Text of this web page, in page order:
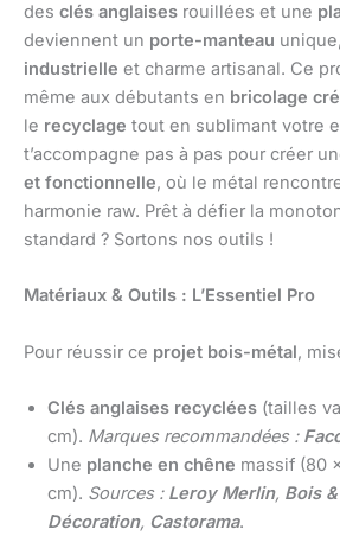
des clés anglaises rouillées et une
deviennent un porte-manteau
industrielle et charme artisanal. Ce
même aux débutants en bricolage
le recyclage tout en sublimant votre
t’accompagne pas à pas pour créer
et fonctionnelle, où le métal
harmonie raw. Prêt à défier la
standard ? Sortons nos outils !
Matériaux & Outils : L’Essentiel Pro
Pour réussir ce projet bois-métal,
Clés anglaises recyclées (tailles
cm). Marques recommandées :
Une planche en chêne massif (80
cm). Sources : Leroy Merlin, Bois &
Décoration, Castorama.